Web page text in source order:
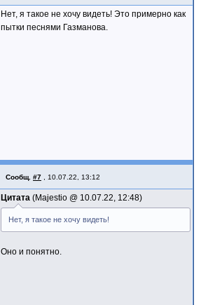
msg#say
end
Нет, я такое не хочу видеть! Это примерно как
пытки песнями Газманова.
Сообщ. #7 10.07.22, 13:12
Цитата Majestio @ 10.07.22, 12:48
Нет, я такое не хочу видеть!
Оно и понятно.